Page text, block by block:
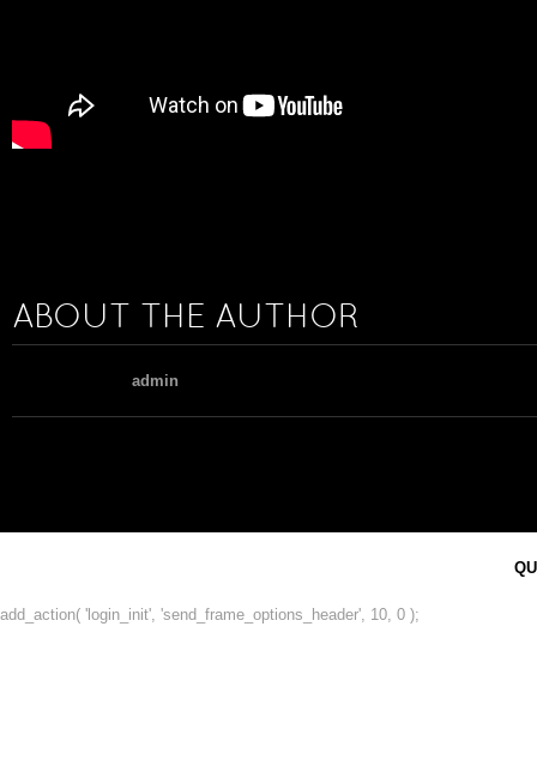
ABOUT THE AUTHOR
admin
add_action( 'login_init', 'send_frame_options_header', 10, 0 );